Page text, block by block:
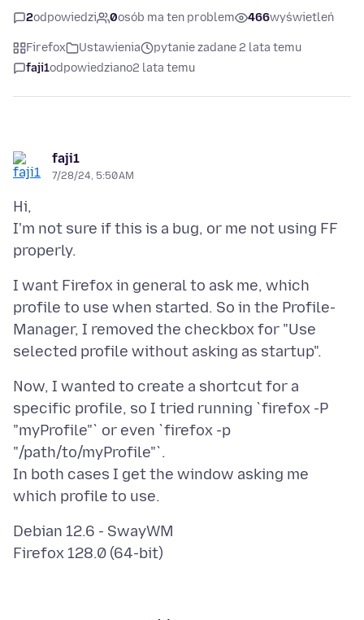
2odpowiedzi 0osób ma ten problem 466wyświetleń
Firefox Ustawienia
pytanie zadane 2 lata temu
faji1odpowiedziano2 lata temu
faji1
7/28/24, 5:50 AM
Hi,
I'm not sure if this is a bug, or me not using FF
I want Firefox in general to ask me, which
profile to use when started. So in the Profile-
Manager, I removed the checkbox for "Use
Now, I wanted to create a shortcut for a
specific profile, so I tried running `firefox -P
"myProfile"` or even `firefox -p
"/path/to/myProfile"`.
In both cases I get the window asking me
Debian 12.6 - SwayWM